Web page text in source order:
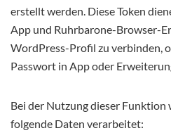
erstellt werden. Diese Token
App und Ruhrbarone-Browser-
WordPress-Profil zu verbinden,
Passwort in App oder
Bei der Nutzung dieser Funktion
folgende Daten verarbeitet: